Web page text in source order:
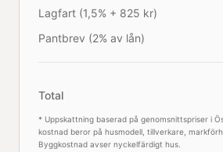
Lagfart (1,5% + 825 kr)
Pantbrev (2% av lån)
Total
* Uppskattning baserad på genomsnittspriser i
kostnad beror på husmodell, tillverkare,
Byggkostnad avser nyckelfärdigt hus.